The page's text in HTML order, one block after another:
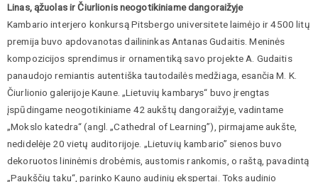
Linas, ąžuolas ir Čiurlionis neogotikiniame dangoraižyje
Kambario interjero konkursą Pitsbergo universitete laimėjo ir 4500 litų
premija buvo apdovanotas dailininkas Antanas Gudaitis. Meninės
kompozicijos sprendimus ir ornamentiką savo projekte A. Gudaitis
panaudojo remiantis autentiška tautodailės medžiaga, esančia M. K.
Čiurlionio galerijoje Kaune. „Lietuvių kambarys“ buvo įrengtas
įspūdingame neogotikiniame 42 aukštų dangoraižyje, vadintame
„Mokslo katedra“ (angl. „Cathedral of Learning”), pirmajame aukšte,
nedidelėje 20 vietų auditorijoje. „Lietuvių kambario” sienos buvo
dekoruotos lininėmis drobėmis, austomis rankomis, o raštą, pavadintą
„Paukščių taku“, parinko Kauno audinių ekspertai. Toks audinio